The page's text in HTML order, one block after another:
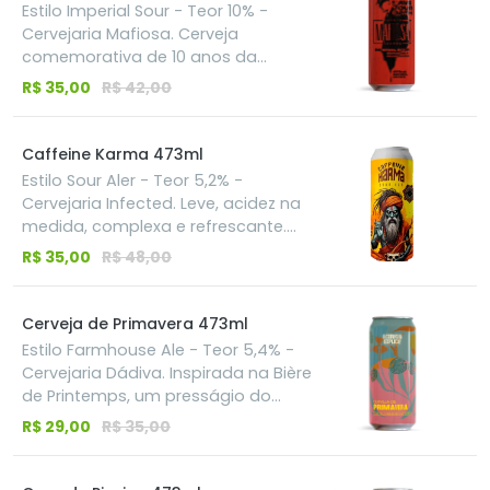
Estilo Imperial Sour - Teor 10% -
Cervejaria Mafiosa. Cerveja
comemorativa de 10 anos da
Famiglia! Uma imperial sour com
explosão de frutas.
R$ 35,00 R$ 42,00
Caffeine Karma 473ml
Estilo Sour Aler - Teor 5,2% -
Cervejaria Infected. Leve, acidez na
medida, complexa e refrescante.
Produzida com adição de cold brew,
bourbon. Acidificada com lacto
especialmente propagado para a
cerveja. Perfil que traz notas de
café, dulçor da baunilha e leve
amadeirado.
R$ 35,00 R$ 48,00
Cerveja de Primavera 473ml
Estilo Farmhouse Ale - Teor 5,4% -
Cervejaria Dádiva. Inspirada na Bière
de Printemps, um presságio do
estilo Saison, essa receita
R$ 29,00 R$ 35,00